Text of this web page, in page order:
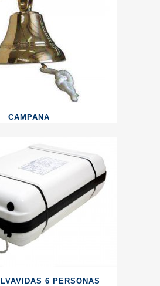
CAMPANA
6 PERSONAS